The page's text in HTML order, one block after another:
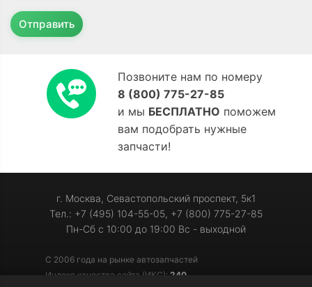
Отправить
Позвоните нам по номеру
8 (800) 775-27-85
и мы БЕСПЛАТНО поможем
вам подобрать нужные
запчасти!
г. Москва, Севастопольский проспект, 5к1
Тел.: +7 (495) 104-55-05, +7 (800) 775-27-85
Пн-Сб с 10:00 до 19:00 Вс - выходной
С 2006 года на рынке автозапчастей
Индекс качества сайта (ИКС): 240